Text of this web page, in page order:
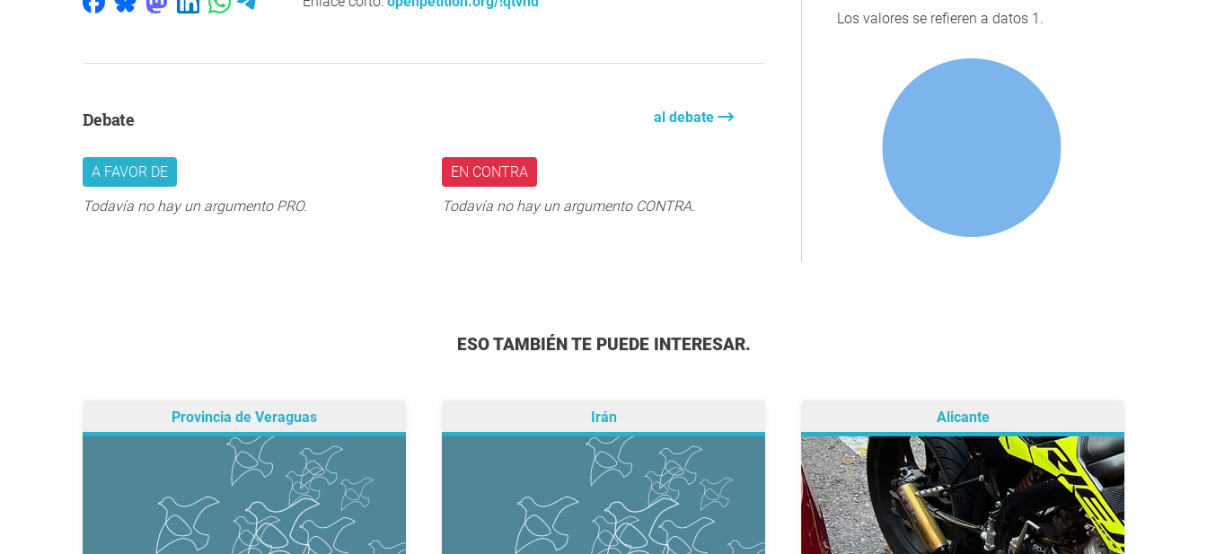
Debate al debate
A FAVOR DE
Todavía no hay un argumento PRO.
EN CONTRA
Todavía no hay un argumento CONTRA.
Los valores se refieren a datos 1.
ESO TAMBIÉN TE PUEDE INTERESAR.
Provincia de Veraguas Irán Alicante